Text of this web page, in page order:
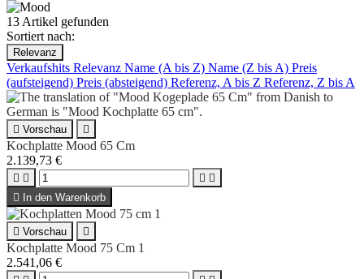
13 Artikel gefunden
Sortiert nach:
Relevanz
Verkaufshits Relevanz Name (A bis Z) Name (Z bis A) Preis
(aufsteigend) Preis (absteigend) Referenz, A bis Z Referenz, Z bis A
 Vorschau 
Kochplatte Mood 65 Cm
2.139,73 €
   
 In den Warenkorb
 Vorschau 
Kochplatte Mood 75 Cm 1
2.541,06 €